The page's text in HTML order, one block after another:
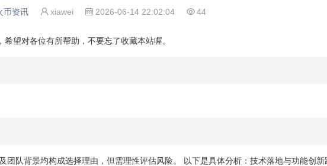
币资讯  xiawei  2026-06-14 22:02:04  44
望对各位有所帮助，不要忘了收藏本站喔。
队背景均构成选择理由，但需理性评估风险。 以下是具体分析：技术落地与功能创